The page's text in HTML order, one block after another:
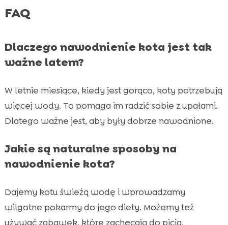
FAQ
Dlaczego nawodnienie kota jest tak
ważne latem?
W letnie miesiące, kiedy jest gorąco, koty potrzebują
więcej wody. To pomaga im radzić sobie z upałami.
Dlatego ważne jest, aby były dobrze nawodnione.
Jakie są naturalne sposoby na
nawodnienie kota?
Dajemy kotu świeżą wodę i wprowadzamy
wilgotne pokarmy do jego diety. Możemy też
używać zabawek, które zachęcają do picia.